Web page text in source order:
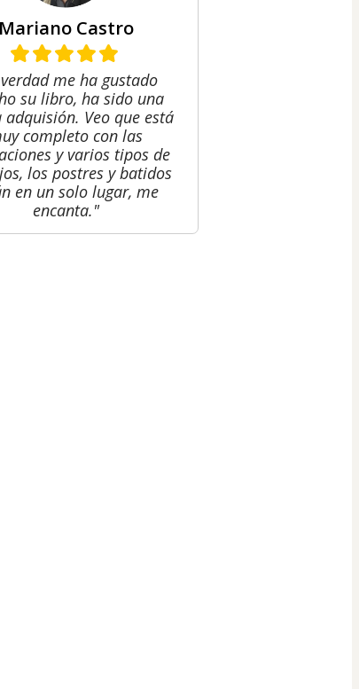
Mariano Castro
me ha gustado
su libro, ha sido una
adquisión. Veo que está
completo con las
y varios tipos de
los postres y batidos
en un solo lugar, me
encanta."